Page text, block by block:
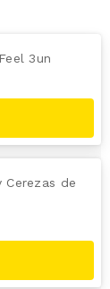
3un
Cerezas de